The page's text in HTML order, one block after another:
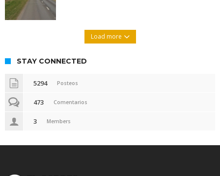
Load more
STAY CONNECTED
5294 Posteos
473 Comentarios
3 Members